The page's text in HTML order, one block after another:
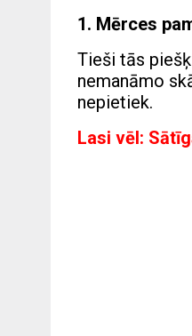
1. Mērces
Tieši tās
nemanāmo
nepietiek.
Lasi vēl: